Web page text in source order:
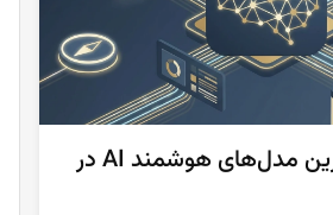
مقایسه جدیدترین مدل‌های هوشمند AI در